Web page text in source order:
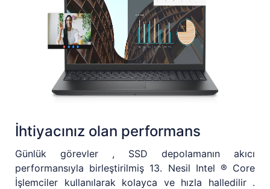
İhtiyacınız olan performans
Günlük görevler , SSD depolamanın akıcı
performansıyla birleştirilmiş 13. Nesil Intel ® Core
İşlemciler kullanılarak kolayca ve hızla halledilir .